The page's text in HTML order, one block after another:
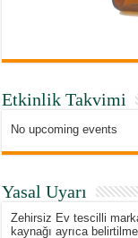
Etkinlik Takvimi
No upcoming events
Yasal Uyarı
Zehirsiz Ev tescilli
kaynağı ayrıca